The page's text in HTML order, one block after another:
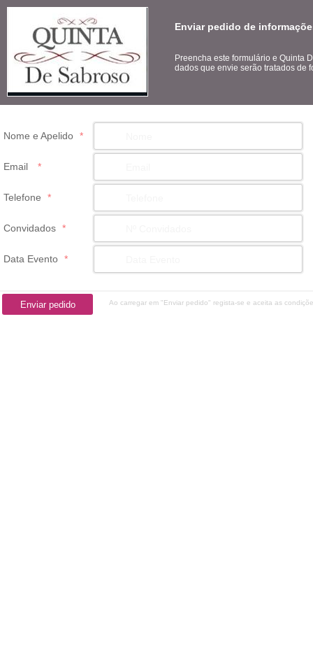
Enviar pedido de
Preencha este formulário e Quinta
dados que envie serão tratados de
Nome e Apelido *
Email *
Telefone *
Convidados *
Data Evento *
Ao carregar em "Enviar pedido" regista-se e aceita as